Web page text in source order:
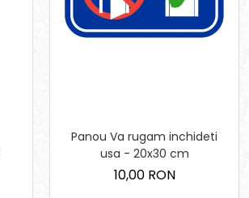
Panou Va rugam inchideti
usa - 20x30 cm
10,00 RON